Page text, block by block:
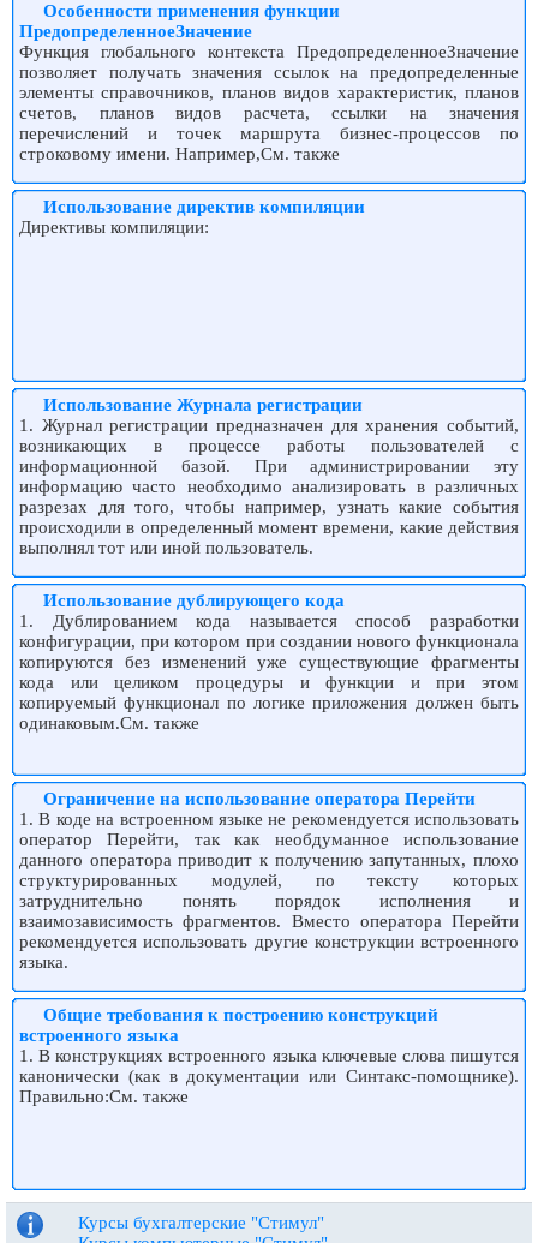
Особенности применения функции
ПредопределенноеЗначение
Функция глобального контекста ПредопределенноеЗначение
позволяет получать значения ссылок на предопределенные
элементы справочников, планов видов характеристик, планов
счетов, планов видов расчета, ссылки на значения
перечислений и точек маршрута бизнес-процессов по
строковому имени. Например,См. также
Использование директив компиляции
Директивы компиляции:
Использование Журнала регистрации
1. Журнал регистрации предназначен для хранения событий,
возникающих в процессе работы пользователей с
информационной базой. При администрировании эту
информацию часто необходимо анализировать в различных
разрезах для того, чтобы например, узнать какие события
происходили в определенный момент времени, какие действия
выполнял тот или иной пользователь.
Использование дублирующего кода
1. Дублированием кода называется способ разработки
конфигурации, при котором при создании нового функционала
копируются без изменений уже существующие фрагменты
кода или целиком процедуры и функции и при этом
копируемый функционал по логике приложения должен быть
одинаковым.См. также
Ограничение на использование оператора Перейти
1. В коде на встроенном языке не рекомендуется использовать
оператор Перейти, так как необдуманное использование
данного оператора приводит к получению запутанных, плохо
структурированных модулей, по тексту которых
затруднительно понять порядок исполнения и
взаимозависимость фрагментов. Вместо оператора Перейти
рекомендуется использовать другие конструкции встроенного
языка.
Общие требования к построению конструкций
встроенного языка
1. В конструкциях встроенного языка ключевые слова пишутся
канонически (как в документации или Синтакс-помощнике).
Правильно:См. также
Курсы бухгалтерские "Стимул"